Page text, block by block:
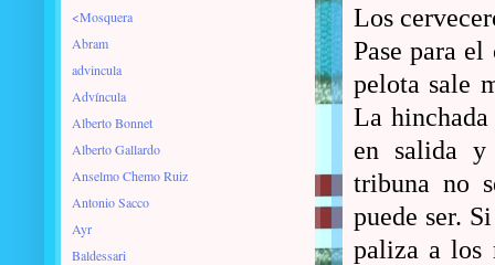
Los
Pase para
pelota sale
La
en salida y
tribuna no
puede ser.
paliza a los
<Mosquera
Abram
advincula
Advíncula
Alberto Bonnet
Alberto Gallardo
Anselmo Chemo Ruiz
Antonio Sacco
Ayr
Baldessari